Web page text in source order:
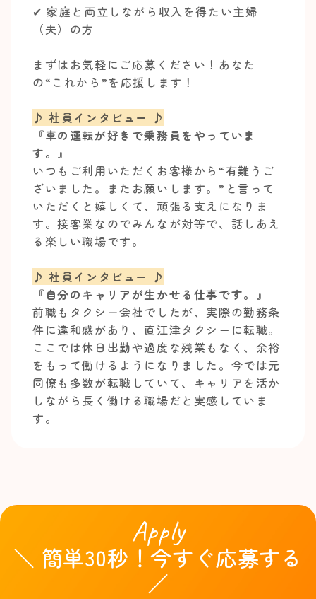
✔︎ 家庭と両立しながら収入を得たい主婦
（夫）の方
まずはお気軽にご応募ください！あなた
の“これから”を応援します！
♪ 社員インタビュー ♪
『車の運転が好きで乗務員をやっていま
す。』
いつもご利用いただくお客様から“有難うご
ざいました。またお願いします。”と言って
いただくと嬉しくて、頑張る支えになりま
す。接客業なのでみんなが対等で、話しあえ
る楽しい職場です。
♪ 社員インタビュー ♪
『自分のキャリアが生かせる仕事です。』
前職もタクシー会社でしたが、実際の勤務条
件に違和感があり、直江津タクシーに転職。
ここでは休日出勤や過度な残業もなく、余裕
をもって働けるようになりました。今では元
同僚も多数が転職していて、キャリアを活か
しながら長く働ける職場だと実感していま
す。
Apply
＼ 簡単30秒！今すぐ応募する
／